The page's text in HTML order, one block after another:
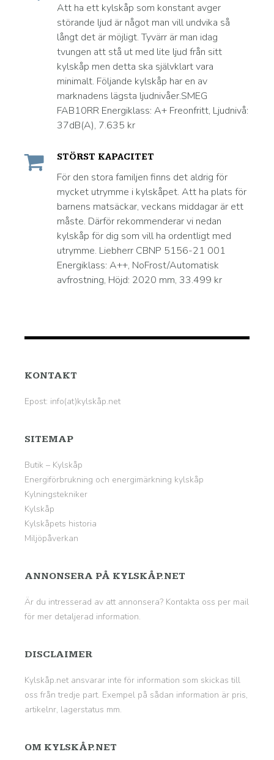
Att ha ett kylskåp som konstant avger
störande ljud är något man vill undvika så
långt det är möjligt. Tyvärr är man idag
tvungen att stå ut med lite ljud från sitt
kylskåp men detta ska självklart vara
minimalt. Följande kylskåp har en av
marknadens lägsta ljudnivåer.SMEG
FAB10RR Energiklass: A+ Freonfritt, Ljudnivå:
37dB(A), 7.635 kr
STÖRST KAPACITET
För den stora familjen finns det aldrig för
mycket utrymme i kylskåpet. Att ha plats för
barnens matsäckar, veckans middagar är ett
måste. Därför rekommenderar vi nedan
kylskåp för dig som vill ha ordentligt med
utrymme. Liebherr CBNP 5156-21 001
Energiklass: A++, NoFrost/Automatisk
avfrostning, Höjd: 2020 mm, 33.499 kr
KONTAKT
Epost: info(at)kylskåp.net
SITEMAP
Butik – Kylskåp
Energiförbrukning och energimärkning kylskåp
Kylningstekniker
Kylskåp
Kylskåpets historia
Miljöpåverkan
ANNONSERA PÅ KYLSKÅP.NET
Är du intresserad av att annonsera? Kontakta oss per mail
för mer detaljerad information.
DISCLAIMER
Kylskåp.net ansvarar inte för information som skickas till
oss från tredje part. Exempel på sådan information är pris,
artikelnr, lagerstatus mm.
OM KYLSKÅP.NET